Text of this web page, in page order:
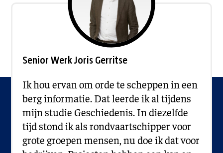
Senior Werk Joris Gerritse
Ik hou ervan om orde te scheppen in een
berg informatie. Dat leerde ik al tijdens
mijn studie Geschiedenis. In diezelfde
tijd stond ik als rondvaartschipper voor
grote groepen mensen, nu doe ik dat voor